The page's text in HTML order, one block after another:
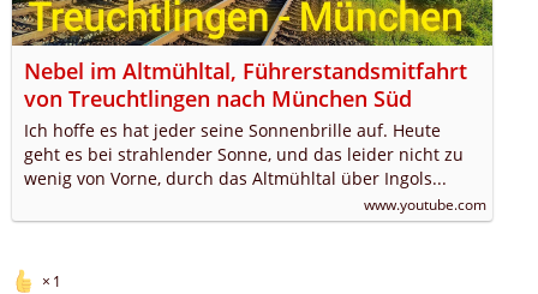
Nebel im Altmühltal, Führerstandsmitfahrt
von Treuchtlingen nach München Süd
Ich hoffe es hat jeder seine Sonnenbrille auf. Heute
geht es bei strahlender Sonne, und das leider nicht zu
wenig von Vorne, durch das Altmühltal über Ingols...
www.youtube.com
1